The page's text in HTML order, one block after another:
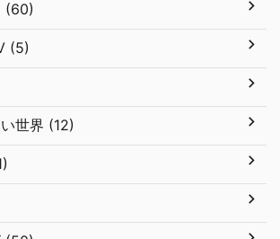
(60)
(5)
世界 (12)